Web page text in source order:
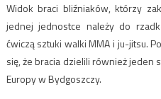
Widok braci bliźniaków, którzy
jednej jednostce należy do
ćwiczą sztuki walki MMA i ju-jitsu.
się, że bracia dzielili również
Europy w Bydgoszczy.